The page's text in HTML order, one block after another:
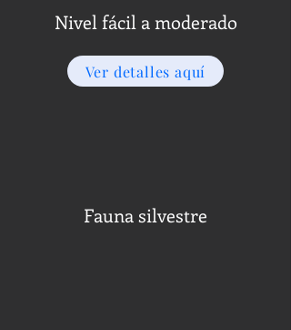
Nivel fácil a moderado
Fauna silvestre
Ver detalles aquí